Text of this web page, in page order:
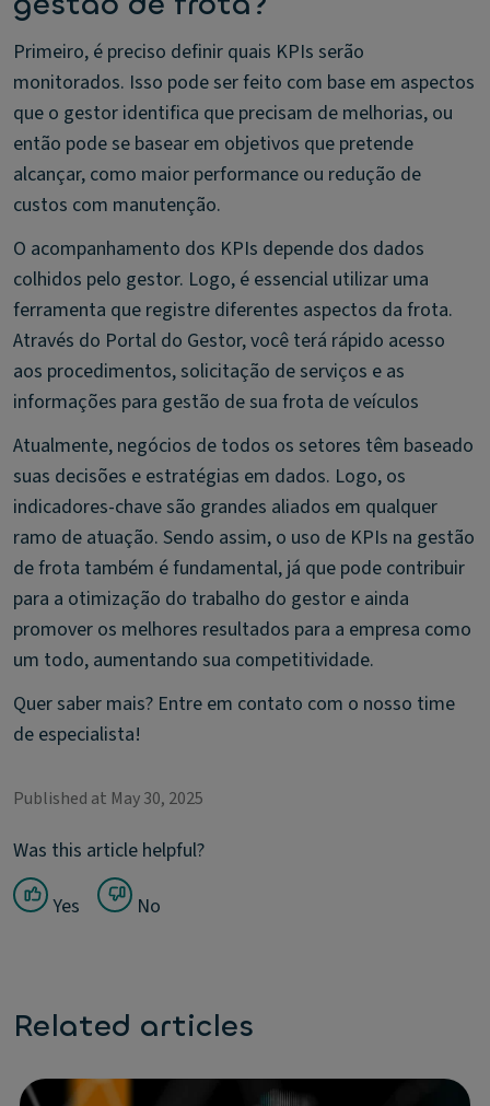
Primeiro, é preciso definir quais KPIs serão
monitorados. Isso pode ser feito com base em aspectos
que o gestor identifica que precisam de melhorias, ou
então pode se basear em objetivos que pretende
alcançar, como maior performance ou redução de
custos com manutenção.
O acompanhamento dos KPIs depende dos dados
colhidos pelo gestor. Logo, é essencial utilizar uma
ferramenta que registre diferentes aspectos da frota.
Através do Portal do Gestor, você terá rápido acesso
aos procedimentos, solicitação de serviços e as
informações para gestão de sua frota de veículos
Atualmente, negócios de todos os setores têm baseado
suas decisões e estratégias em dados. Logo, os
indicadores-chave são grandes aliados em qualquer
ramo de atuação. Sendo assim, o uso de KPIs na gestão
de frota também é fundamental, já que pode contribuir
para a otimização do trabalho do gestor e ainda
promover os melhores resultados para a empresa como
um todo, aumentando sua competitividade.
Quer saber mais? Entre em contato com o nosso time
de especialista!
Published at May 30, 2025
Was this article helpful?
Yes No
Related articles